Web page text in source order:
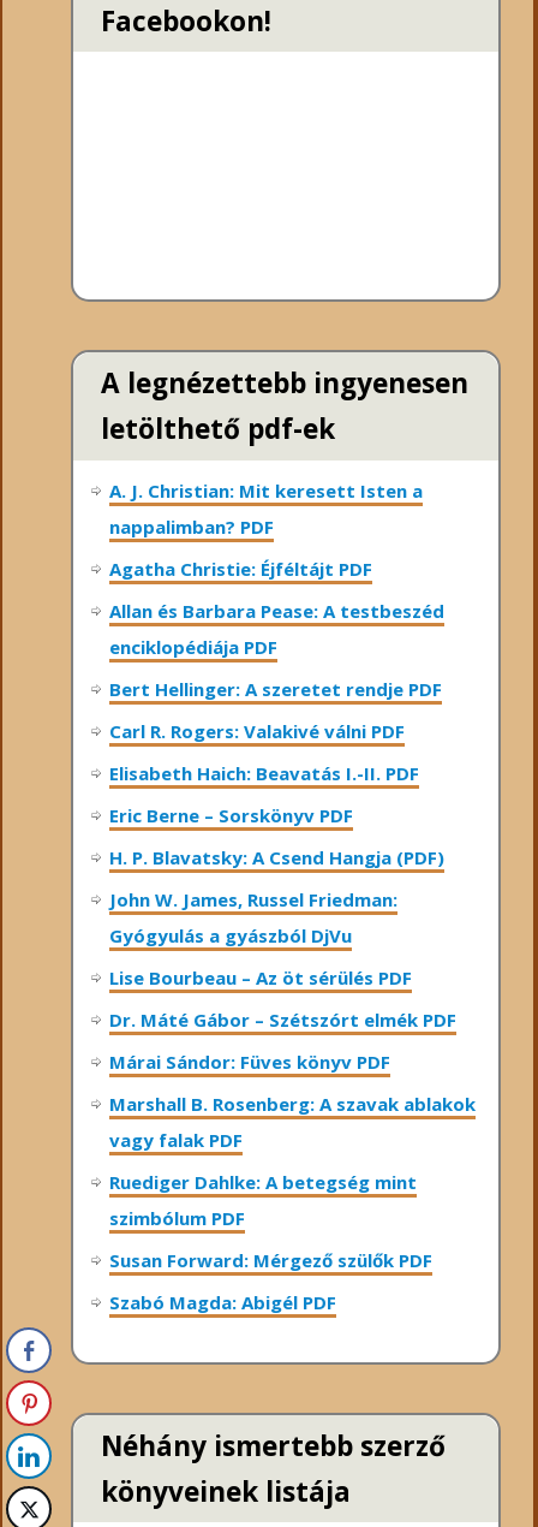
Facebookon!
A legnézettebb ingyenesen
letölthető pdf-ek
A. J. Christian: Mit keresett Isten a
nappalimban? PDF
Agatha Christie: Éjféltájt PDF
Allan és Barbara Pease: A testbeszéd
enciklopédiája PDF
Bert Hellinger: A ​szeretet rendje PDF
Carl R. Rogers: Valakivé válni PDF
Elisabeth Haich: Beavatás I.-II. PDF
Eric Berne – Sorskönyv PDF
H. P. Blavatsky: A Csend Hangja (PDF)
John W. James, Russel Friedman:
Gyógyulás a gyászból DjVu
Lise Bourbeau – Az öt sérülés PDF
Dr. Máté Gábor – Szétszórt elmék PDF
Márai Sándor: Füves könyv PDF
Marshall B. Rosenberg: A szavak ablakok
vagy falak PDF
Ruediger Dahlke: A betegség mint
szimbólum PDF
Susan Forward: Mérgező szülők PDF
Szabó Magda: Abigél PDF
Néhány ismertebb szerző
könyveinek listája